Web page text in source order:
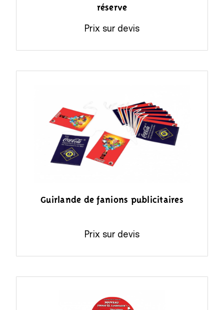
réserve
Prix sur devis
Guirlande de fanions publicitaires
Prix sur devis